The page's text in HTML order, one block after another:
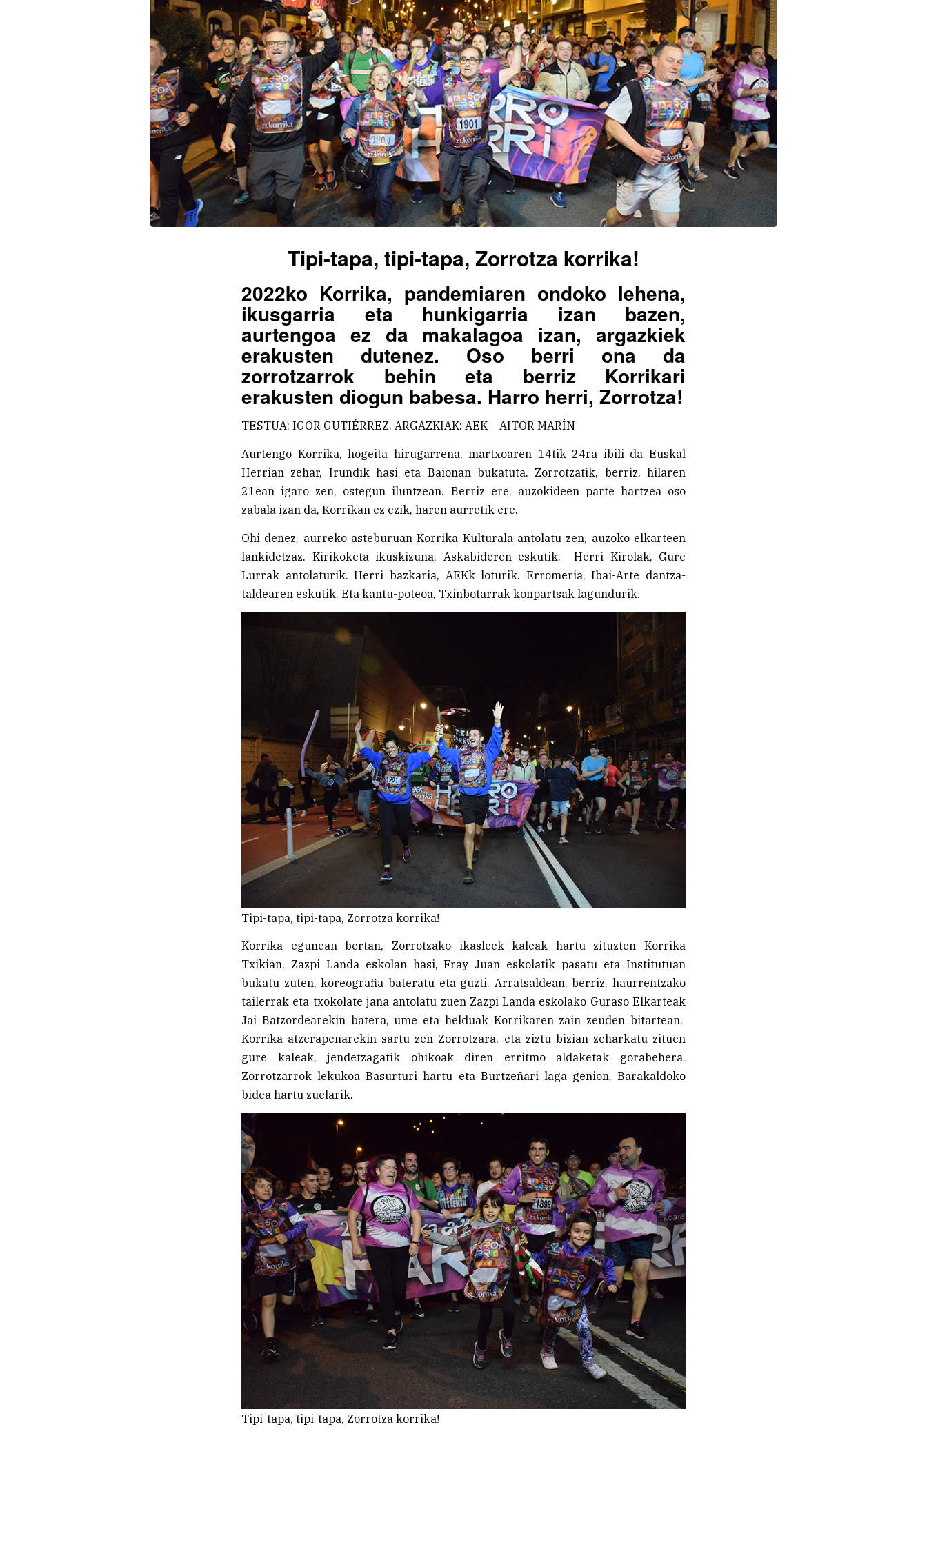
Tipi-tapa, tipi-tapa, Zorrotza korrika!
2022ko Korrika, pandemiaren ondoko lehena,
ikusgarria eta hunkigarria izan bazen,
aurtengoa ez da makalagoa izan, argazkiek
erakusten dutenez. Oso berri ona da
zorrotzarrok behin eta berriz Korrikari
erakusten diogun babesa. Harro herri, Zorrotza!
TESTUA: IGOR GUTIÉRREZ. ARGAZKIAK: AEK – AITOR MARÍN
Aurtengo Korrika, hogeita hirugarrena, martxoaren 14tik 24ra ibili da Euskal
Herrian zehar, Irundik hasi eta Baionan bukatuta. Zorrotzatik, berriz, hilaren
21ean igaro zen, ostegun iluntzean. Berriz ere, auzokideen parte hartzea oso
zabala izan da, Korrikan ez ezik, haren aurretik ere.
Ohi denez, aurreko asteburuan Korrika Kulturala antolatu zen, auzoko elkarteen
lankidetzaz. Kirikoketa ikuskizuna, Askabideren eskutik. Herri Kirolak, Gure
Lurrak antolaturik. Herri bazkaria, AEKk loturik. Erromeria, Ibai-Arte dantza-
taldearen eskutik. Eta kantu-poteoa, Txinbotarrak konpartsak lagundurik.
Tipi-tapa, tipi-tapa, Zorrotza korrika!
Korrika egunean bertan, Zorrotzako ikasleek kaleak hartu zituzten Korrika
Txikian. Zazpi Landa eskolan hasi, Fray Juan eskolatik pasatu eta Institutuan
bukatu zuten, koreografia bateratu eta guzti. Arratsaldean, berriz, haurrentzako
tailerrak eta txokolate jana antolatu zuen Zazpi Landa eskolako Guraso Elkarteak
Jai Batzordearekin batera, ume eta helduak Korrikaren zain zeuden bitartean.
Korrika atzerapenarekin sartu zen Zorrotzara, eta ziztu bizian zeharkatu zituen
gure kaleak, jendetzagatik ohikoak diren erritmo aldaketak gorabehera.
Zorrotzarrok lekukoa Basurturi hartu eta Burtzeñari laga genion, Barakaldoko
bidea hartu zuelarik.
Tipi-tapa, tipi-tapa, Zorrotza korrika!